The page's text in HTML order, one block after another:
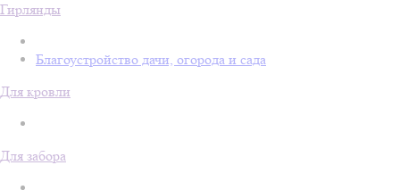
Гирлянды
Благоустройство дачи, огорода и сада
Для кровли
Для забора